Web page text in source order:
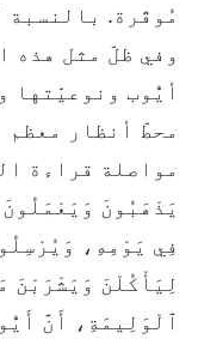
مُوقّرة. بالنسبة
وفي ظلّ مثل هذه
أيُّوب ونوعيّتها
محطّ أنظار معظم
مواصلة قراءة
يَذْهَبُونَ
فِي يَوْمِهِ،
لِيَأْكُلْنَ وَيَشْرَبْنَ
ٱلْوَلِيمَةِ، أَنَّ